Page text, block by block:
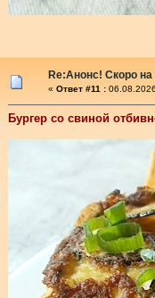
Re:Анонс! Скоро
« Ответ #11 :
Бургер со свиной